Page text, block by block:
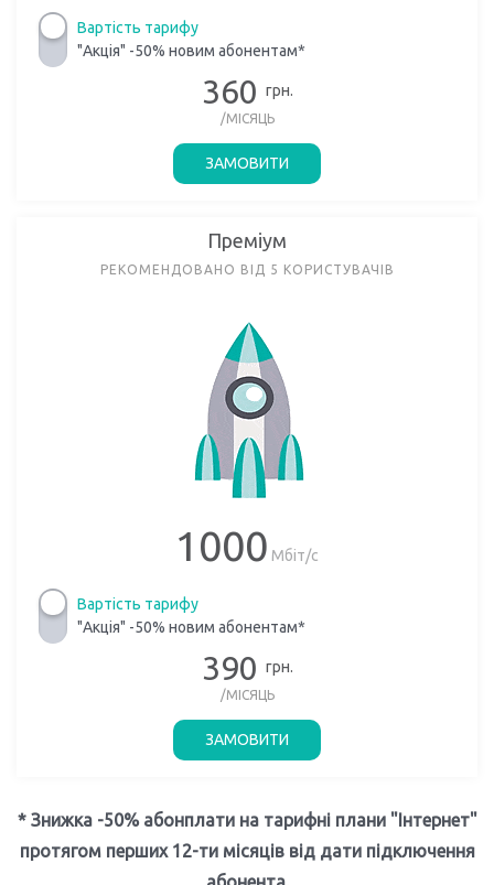
Вартість тарифу
"Акція" -50% новим абонентам*
360 грн.
/МІСЯЦЬ
ЗАМОВИТИ
Преміум
РЕКОМЕНДОВАНО ВІД 5 КОРИСТУВАЧІВ
1000 Мбіт/с
Вартість тарифу
"Акція" -50% новим абонентам*
390 грн.
/МІСЯЦЬ
ЗАМОВИТИ
* Знижка -50% абонплати на тарифні плани "Інтернет"
протягом перших 12-ти місяців від дати підключення